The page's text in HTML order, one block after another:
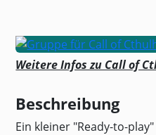
Weitere Infos zu Call of
Beschreibung
Ein kleiner "Ready-to-